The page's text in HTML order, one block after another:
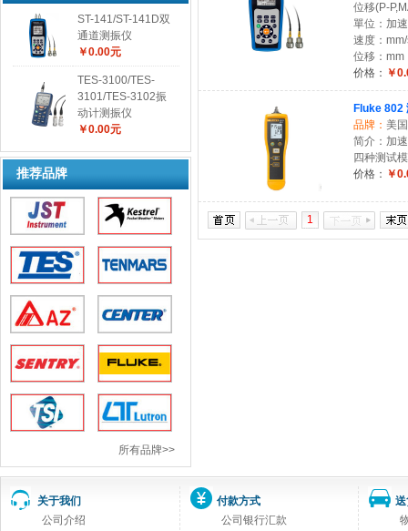
ST-141/ST-141D双
通道测振仪
￥0.00元
TES-3100/TES-
3101/TES-3102振
动计测振仪
￥0.00元
推荐品牌
所有品牌>>
位移(P-
單位：加
速度：
位移：mm
价格： ￥
Fluke 802
品牌： 美
简介：加
四种测试
价格： ￥
1
关于我们
公司介绍
付款方式
公司银行汇款